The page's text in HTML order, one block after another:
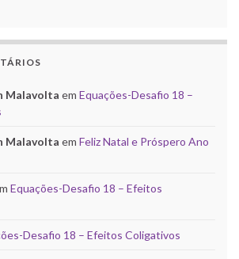
Malavolta em Equações-Desafio 18 –
Malavolta em Feliz Natal e Próspero Ano
Equações-Desafio 18 – Efeitos
Desafio 18 – Efeitos Coligativos